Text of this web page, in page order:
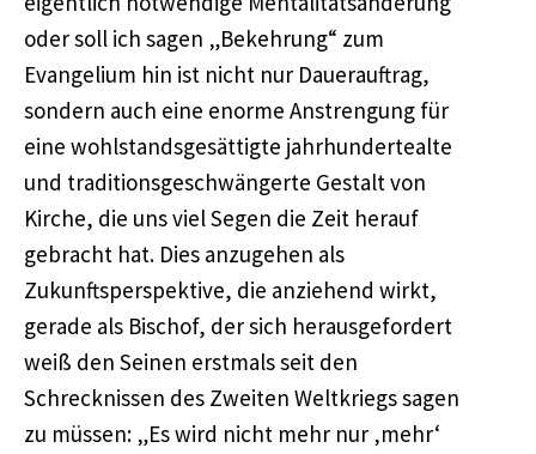
oder soll ich sagen „Bekehrung“ zum
Evangelium hin ist nicht nur Dauerauftrag,
sondern auch eine enorme Anstrengung für
eine wohlstandsgesättigte jahrhundertealte
und traditionsgeschwängerte Gestalt von
Kirche, die uns viel Segen die Zeit herauf
gebracht hat. Dies anzugehen als
Zukunftsperspektive, die anziehend wirkt,
gerade als Bischof, der sich herausgefordert
weiß den Seinen erstmals seit den
Schrecknissen des Zweiten Weltkriegs sagen
zu müssen: „Es wird nicht mehr nur ‚mehr‘